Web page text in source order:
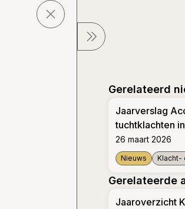
Gerelateerd
Jaarverslag
tuchtklachten
26 maart 2026
Nieuws Klacht-
Gerelateerde
Jaaroverzicht